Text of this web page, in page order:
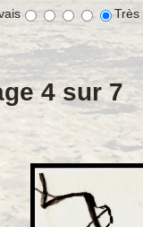
4 sur 7